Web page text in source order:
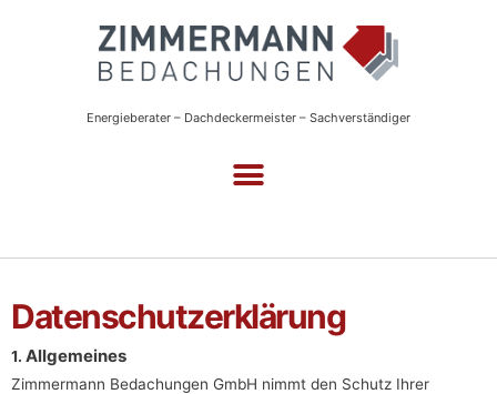
Energieberater – Dachdeckermeister – Sachverständiger
Datenschutzerklärung
1. Allgemeines
Zimmermann Bedachungen GmbH nimmt den Schutz Ihrer